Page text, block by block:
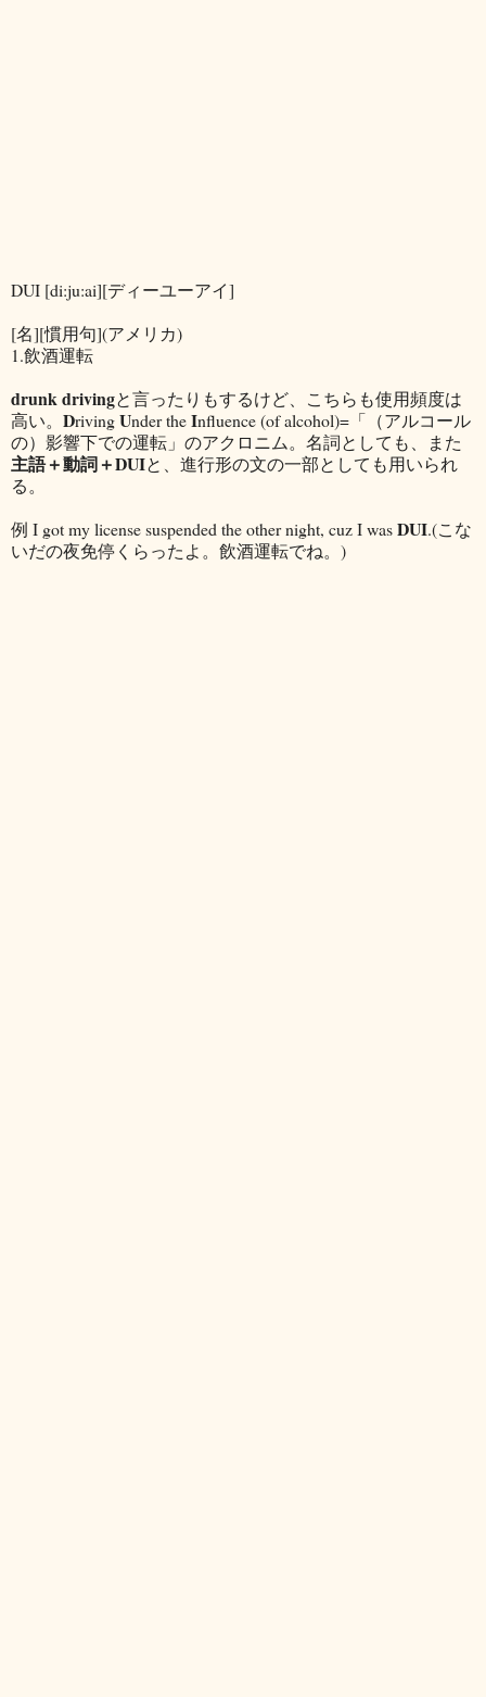
DUI [di:ju:ai][ディーユーアイ]
[名][慣用句](アメリカ)
1.飲酒運転
drunk drivingと言ったりもするけど、こちらも使用頻度は
高い。 DrivingUnder theInfluence (of alcohol)=「（アルコール
の）影響下での運転」のアクロニム。名詞としても、また
主語＋動詞＋DUIと、進行形の文の一部としても用いられ
る。
例 I got my license suspended the other night, cuz I wasDUI.(こな
いだの夜免停くらったよ。飲酒運転でね。)